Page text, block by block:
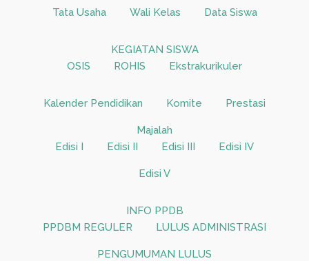
Tata Usaha Wali Kelas Data Siswa
KEGIATAN SISWA
OSIS
ROHIS Ekstrakurikuler
Kalender Pendidikan Komite Prestasi
Majalah
Edisi I
Edisi II Edisi III Edisi IV
Edisi V
INFO PPDB
PPDBM REGULER
LULUS ADMINISTRASI
PENGUMUMAN LULUS